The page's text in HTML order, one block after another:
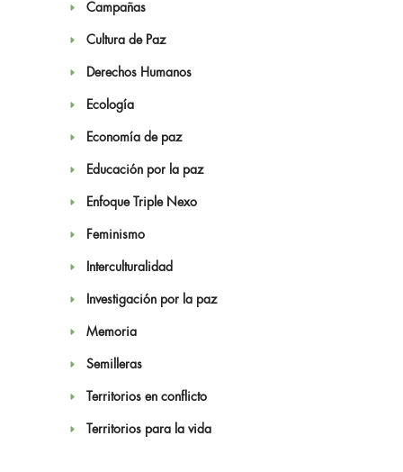
Campañas
Cultura de Paz
Derechos Humanos
Ecología
Economía de paz
Educación por la paz
Enfoque Triple Nexo
Feminismo
Interculturalidad
Investigación por la paz
Memoria
Semilleras
Territorios en conflicto
Territorios para la vida